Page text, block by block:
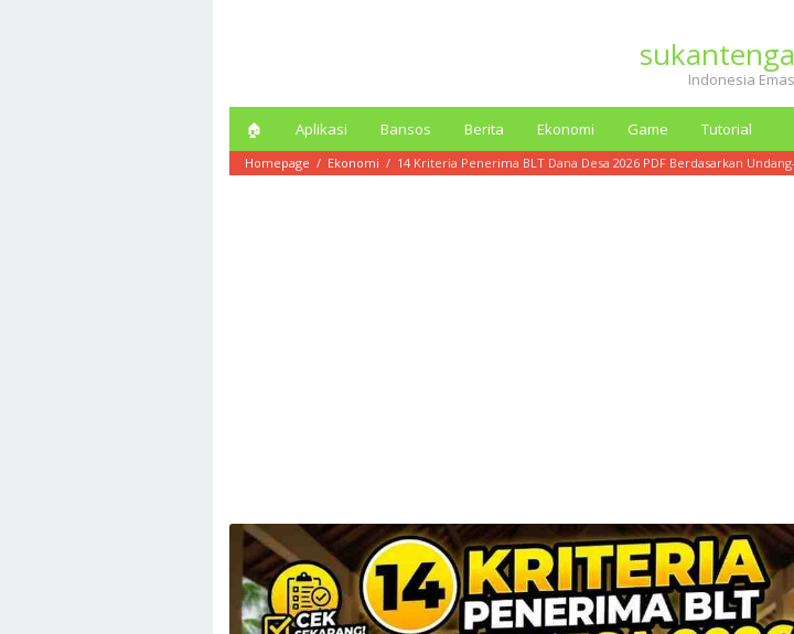
Indonesia Emas
🏠︎ Aplikasi Bansos Berita Ekonomi Game Tutorial
Homepage / Ekonomi / 14 Kriteria Penerima BLT Dana Desa 2026 PDF Berdasarkan